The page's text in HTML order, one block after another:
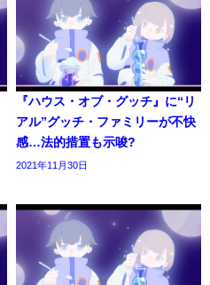
『ハウス・オブ・グッチ』に“リ
アル”グッチ・ファミリーが不快
感…法的措置も示唆?
2021年11月30日